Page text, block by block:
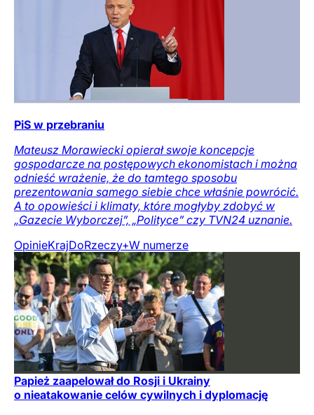
PiS w przebraniu
Mateusz Morawiecki opierał swoje koncepcje
gospodarcze na postępowych ekonomistach i można
odnieść wrażenie, że do tamtego sposobu
prezentowania samego siebie chce właśnie powrócić.
A to opowieści i klimaty, które mogłyby zdobyć w
„Gazecie Wyborczej”, „Polityce” czy TVN24 uznanie.
OpinieKrajDoRzeczy+W numerze
Papież zaapelował do Rosji i Ukrainy
o nieatakowanie celów cywilnych i dyplomację